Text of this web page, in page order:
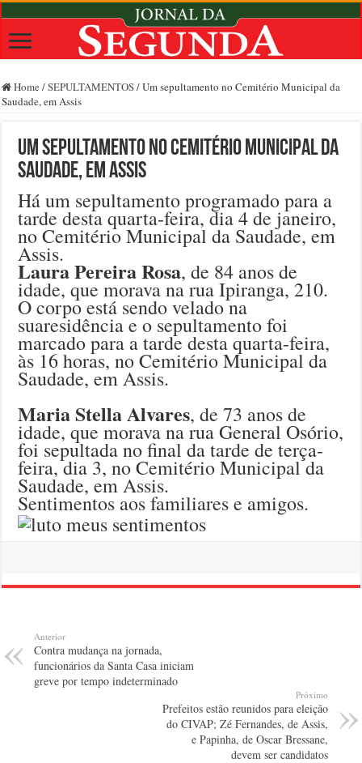
Home /SEPULTAMENTOS/Um sepultamento no Cemitério Municipal da
Saudade, em Assis
Um sepultamento no Cemitério Municipal da
Saudade, em Assis
Há um sepultamento programado para a
tarde desta quarta-feira, dia 4 de janeiro,
no Cemitério Municipal da Saudade, em
Assis.
Laura Pereira Rosa, de 84 anos de
idade, que morava na rua Ipiranga, 210.
O corpo está sendo velado na
suaresidência e o sepultamento foi
marcado para a tarde desta quarta-feira,
às 16 horas, no Cemitério Municipal da
Saudade, em Assis.
Maria Stella Alvares, de 73 anos de
idade, que morava na rua General Osório,
foi sepultada no final da tarde de terça-
feira, dia 3, no Cemitério Municipal da
Saudade, em Assis.
Sentimentos aos familiares e amigos.
Anterior
Contra mudança na jornada,
funcionários da Santa Casa iniciam
greve por tempo indeterminado
Próximo
Prefeitos estão reunidos para eleição
do CIVAP; Zé Fernandes, de Assis,
e Papinha, de Oscar Bressane,
devem ser candidatos